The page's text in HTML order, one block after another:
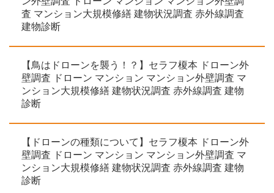
査 マンション大規模修繕 建物状況調査 赤外線調査
建物診断
【鳥はドローンを襲う！？】セラフ榎本 ドローン外
壁調査 ドローン マンション マンション外壁調査 マ
ンション大規模修繕 建物状況調査 赤外線調査 建物
診断
【ドローンの種類について】セラフ榎本 ドローン外
壁調査 ドローン マンション マンション外壁調査 マ
ンション大規模修繕 建物状況調査 赤外線調査 建物
診断